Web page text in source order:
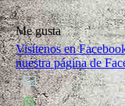
Me gusta
Visítenos en
nuestra página de